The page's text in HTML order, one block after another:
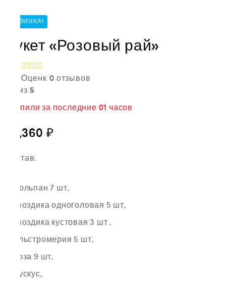
НОВИНКА!
Букет «Розовый рай»
Оценк
из 5
0 отзывов
купили за последние 01 часов
17,360 ₽
Состав:
Тюльпан 7 шт,
Гвоздика одноголовая 5 шт,
Гвоздика кустовая 3 шт ,
Альстромерия 5 шт,
Роза 9 шт,
Рускус,